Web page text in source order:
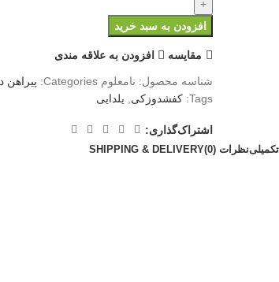
افزودن به سبد خرید
مقايسه افزودن به علاقه مندی
شناسه محصول: نامعلوم Categories: پیراهن
Tags: کفشدوزکی یلدایی
اشتراک‌گذاری:
نظرات (0) SHIPPING & DELIVERY